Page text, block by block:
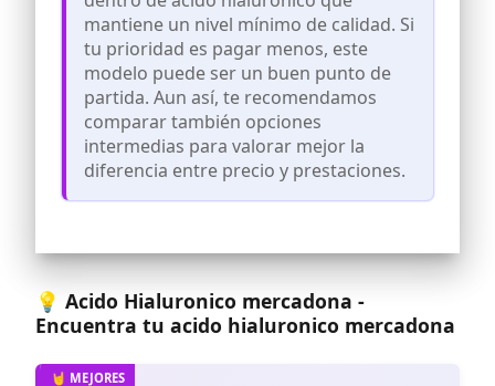
Contenido: 1x L'Oréal Paris Revitalift
Filler Sérum Antiarrugas con Ácido
Hialurónico, Péptidos. Nº1 del Mundo.
Hidratación Duradera y Profunda.
Ilumina y Rellena en 1H. Inspirado en
Cosmética Coreana, 30ml
mantiene un nivel mínimo de calidad. Si
tu prioridad es pagar menos, este
modelo puede ser un buen punto de
partida. Aun así, te recomendamos
comparar también opciones
intermedias para valorar mejor la
diferencia entre precio y prestaciones.
💡 Acido Hialuronico mercadona -
Encuentra tu acido hialuronico mercadona